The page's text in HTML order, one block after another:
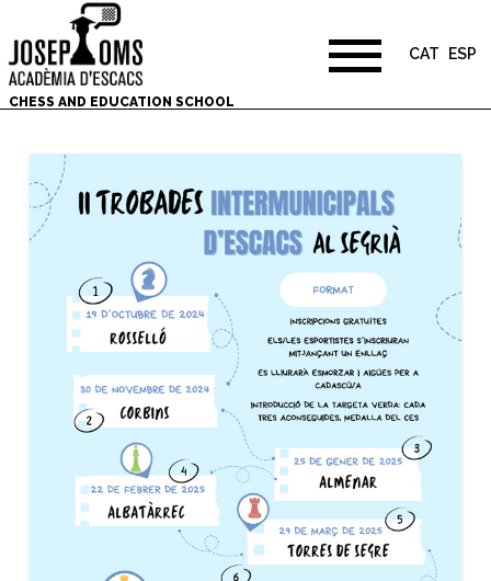
CHESS AND EDUCATION SCHOOL
CAT ESP